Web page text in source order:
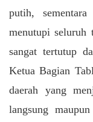
putih,
menutupi seluruh
sangat tertutup
Ketua Bagian
daerah yang
langsung